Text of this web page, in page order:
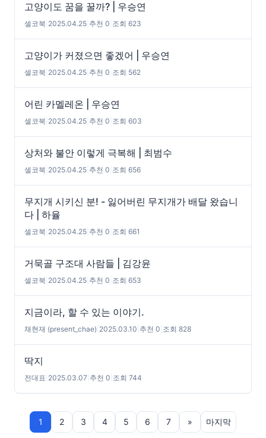
고양이도 꿈을 꿀까? | 우승연
셀코북 2025.04.25 추천 0 조회 623
고양이가 커졌으면 좋겠어 | 우승연
셀코북 2025.04.25 추천 0 조회 562
어린 카멜레온 | 우승연
셀코북 2025.04.25 추천 0 조회 603
상처와 불안 이렇게 극복해 | 최범수
셀코북 2025.04.25 추천 0 조회 656
무지개 시키신 분! - 잃어버린 무지개가 배달 왔습니
다 | 하율
셀코북 2025.04.25 추천 0 조회 661
거묵골 구조대 사람들 | 김강윤
셀코북 2025.04.25 추천 0 조회 653
지금이라, 할 수 있는 이야기.
채현재 (present_chae) 2025.03.10 추천 0 조회 828
딱지
전대표 2025.03.07 추천 0 조회 744
1 2 3 4 5 6 7 » 마지막